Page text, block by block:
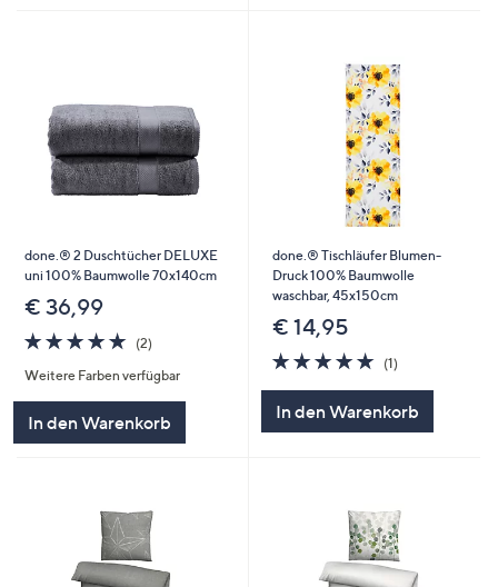
done.® 2 Duschtücher DELUXE
uni 100% Baumwolle 70x140cm
€ 36,99
5.0
von
5
(2)
Weitere Farben verfügbar
In den Warenkorb
done.® Tischläufer Blumen-
Druck 100% Baumwolle
waschbar, 45x150cm
€ 14,95
5.0
von
(1)1
In den Warenkorb